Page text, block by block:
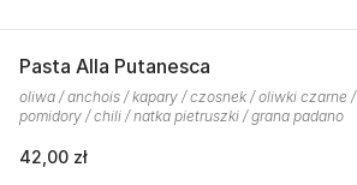
Pasta Alla Putanesca
oliwa / anchois / kapary / czosnek / oliwki czarne /
pomidory / chili / natka pietruszki / grana padano
42,00 zł